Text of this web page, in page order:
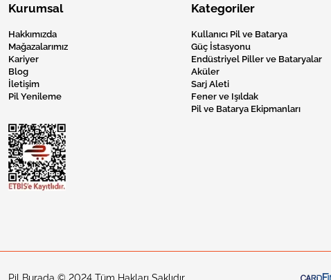
Kurumsal
Hakkımızda
Mağazalarımız
Kariyer
Blog
İletişim
Pil Yenileme
Kategoriler
Kullanıcı Pil ve Batarya
Güç İstasyonu
Endüstriyel Piller ve Bataryalar
Aküler
Sarj Aleti
Fener ve Işıldak
Pil ve Batarya Ekipmanları